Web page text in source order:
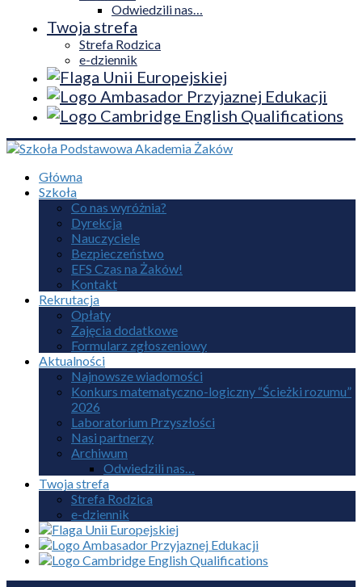
Odwiedzili nas…
Twoja strefa
Strefa Rodzica
e-dziennik
Główna
Szkoła
Co nas wyróżnia?
Dyrekcja
Nauczyciele
Bezpieczeństwo
EFS Czas na Żaków!
Kontakt
Rekrutacja
Opłaty
Zajęcia dodatkowe
Formularz zgłoszeniowy
Aktualności
Najnowsze wiadomości
Konkurs matematyczno-logiczny “Ścieżki rozumu”
2026
Laboratorium Przyszłości
Nasi partnerzy
Archiwum
Odwiedzili nas…
Twoja strefa
Strefa Rodzica
e-dziennik